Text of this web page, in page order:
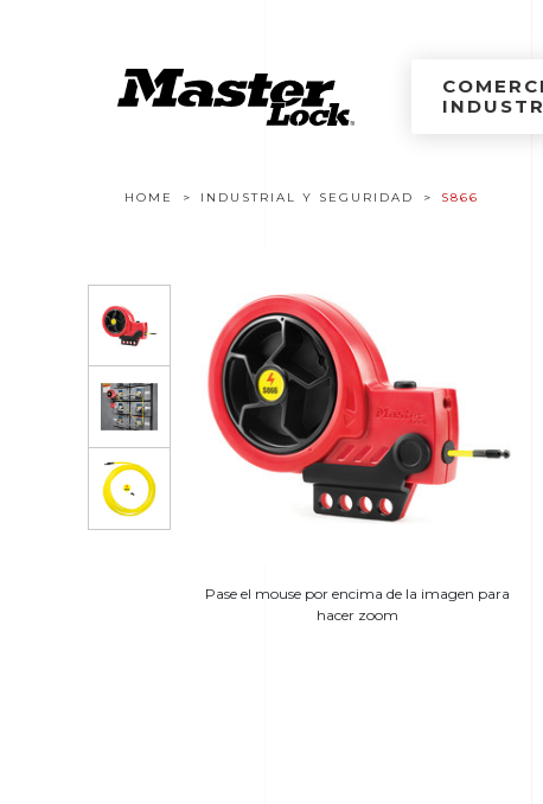
Ir al contenido
HOME INDUSTRIAL Y SEGURIDAD S866
Pase el mouse por encima de la imagen para
hacer zoom